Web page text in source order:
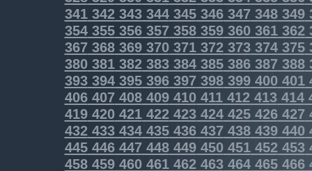
341342343344345346347348349
354355356357358359360361362
367368369370371372373374375
380381382383384385386387 388
393394395396397398399400401
406407408409410411412413414
419420421422423424425426427
432433434435436437438439440
445446447448449450451452453
458459460461462463464465466